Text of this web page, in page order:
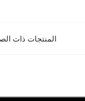
المنتجات ذات